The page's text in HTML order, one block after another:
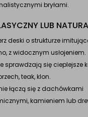
bryłami.
LUB
deski o strukturze
z widocznym usłojeniem.
sprawdzają się cieplejsze
teak, klon.
łączą się z dachówkami
kamieniem lub